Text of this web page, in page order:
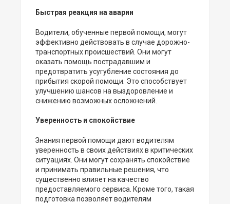
Быстрая реакция на аварии
Водители, обученные первой помощи, могут
эффективно действовать в случае дорожно-
транспортных происшествий. Они могут
оказать помощь пострадавшим и
предотвратить усугубление состояния до
прибытия скорой помощи. Это способствует
улучшению шансов на выздоровление и
снижению возможных осложнений.
Уверенность и спокойствие
Знания первой помощи дают водителям
уверенность в своих действиях в критических
ситуациях. Они могут сохранять спокойствие
и принимать правильные решения, что
существенно влияет на качество
предоставляемого сервиса. Кроме того, такая
подготовка позволяет водителям